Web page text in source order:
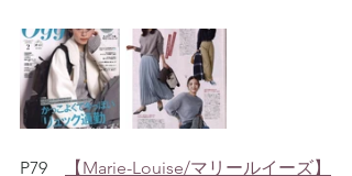
P79
【Marie-Louise/マリールイーズ】